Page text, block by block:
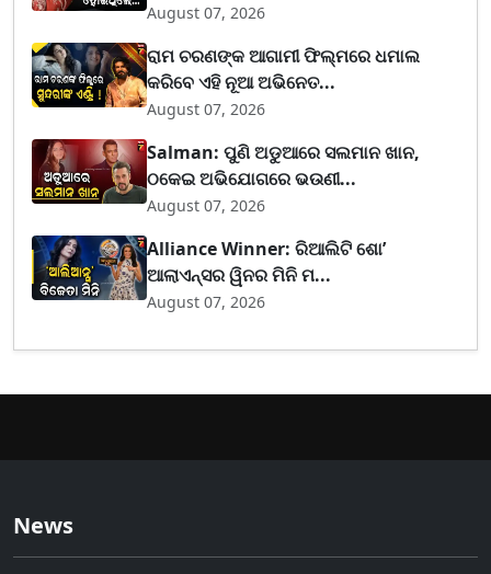
August 07, 2026
ରାମ ଚରଣଙ୍କ ଆଗାମୀ ଫିଲ୍ମରେ ଧମାଲ
କରିବେ ଏହି ନୂଆ ଅଭିନେତ...
August 07, 2026
Salman: ପୁଣି ଅଡୁଆରେ ସଲମାନ ଖାନ,
ଠକେଇ ଅଭିଯୋଗରେ ଭଉଣୀ...
August 07, 2026
Alliance Winner: ରିଆଲିଟି ଶୋ’
ଆଲାଏନ୍ସର ୱିନର ମିନି ମ...
August 07, 2026
News